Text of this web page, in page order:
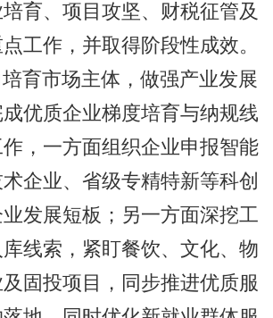
育、项目攻坚、财税征管及
工作，并取得阶段性成效。
育市场主体，做强产业发展
优质企业梯度培育与纳规线
，一方面组织企业申报智能
企业、省级专精特新等科创
发展短板；另一方面深挖工
线索，紧盯餐饮、文化、物
固投项目，同步推进优质服